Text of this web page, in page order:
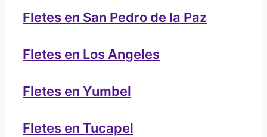
Fletes en San Pedro de la Paz
Fletes en Los Angeles
Fletes en Yumbel
Fletes en Tucapel